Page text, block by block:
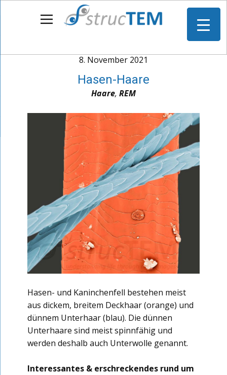
8. November 2021
Hasen-Haare
Haare, REM
Hasen- und Kaninchenfell bestehen meist
aus dickem, breitem Deckhaar (orange) und
dünnem Unterhaar (blau). Die dünnen
Unterhaare sind meist spinnfähig und
werden deshalb auch Unterwolle genannt.
Interessantes & erschreckendes rund um